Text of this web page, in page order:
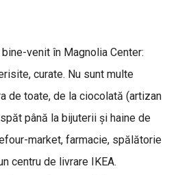
venit în Magnolia Center:
curate. Nu sunt multe
de toate, de la ciocolată (artizan
până la bijuterii şi haine de
market, farmacie, spălătorie
centru de livrare IKEA.